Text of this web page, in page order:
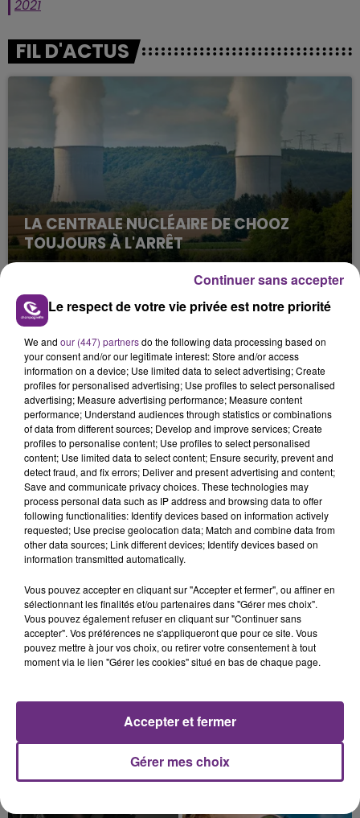
2021
FIL D'ACTUS
LA CENTRALE NUCLÉAIRE DE CHOOZ
TOUJOURS À L'ARRÊT
Cela fait déjà une semaine que la centrale
nucléaire ardennaise est à l'arrêt. Une situation
justifiée par la sécheresse intense qui est toujours
présente.
LE MAGASIN JOUÉCLUB DE REIMS FERME
SES PORTES
C'était l'une des institutions du centre-ville
rémois. Le magasin JouéClub est contraint de
fermer ses portes.
TITRES DIFFUSÉS
16h52
16h52
La Traversee So Easy (to Fall In Love)
16h42
16h42 16h39
16h39
Le respect de votre vie privée est notre priorité
We and our (447) partnersdo the following data processing based on
your consent and/or our legitimate interest: Store and/or access
information on a device; Use limited data to select advertising; Create
profiles for personalised advertising; Use profiles to select personalised
advertising; Measure advertising performance; Measure content
performance; Understand audiences through statistics or combinations
of data from different sources; Develop and improve services; Create
profiles to personalise content; Use profiles to select personalised
content; Use limited data to select content; Ensure security, prevent and
detect fraud, and fix errors; Deliver and present advertising and content;
Save and communicate privacy choices. These technologies may
process personal data such as IP address and browsing data to offer
following functionalities: Identify devices based on information actively
requested; Use precise geolocation data; Match and combine data from
other data sources; Link different devices; Identify devices based on
information transmitted automatically.
Vous pouvez accepter en cliquant sur "Accepter et fermer", ou affiner en
sélectionnant les finalités et/ou partenaires dans "Gérer mes choix".
Vous pouvez également refuser en cliquant sur "Continuer sans
accepter". Vos préférences ne s'appliqueront que pour ce site. Vous
pouvez mettre à jour vos choix, ou retirer votre consentement à tout
moment via le lien "Gérer les cookies" situé en bas de chaque page.
Gérer mes choix
Accepter et fermer
Continuer sans accepter